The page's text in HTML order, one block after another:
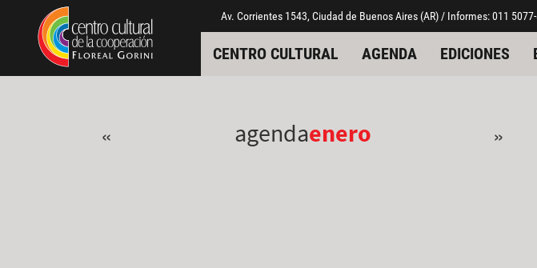
Pasar al contenido principal
Jump to main content Av. Corrientes 1543, Ciudad de Buenos Aires (AR) / Informes: 011
CENTRO CULTURAL AGENDA EDICIONES
« agendaenero »